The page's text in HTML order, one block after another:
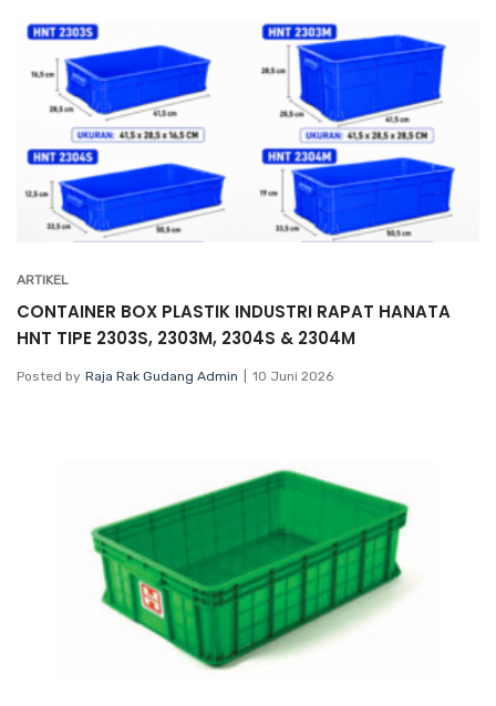
ARTIKEL
CONTAINER BOX PLASTIK INDUSTRI RAPAT HANATA
HNT TIPE 2303S, 2303M, 2304S & 2304M
Posted by Raja Rak Gudang Admin 10 Juni 2026